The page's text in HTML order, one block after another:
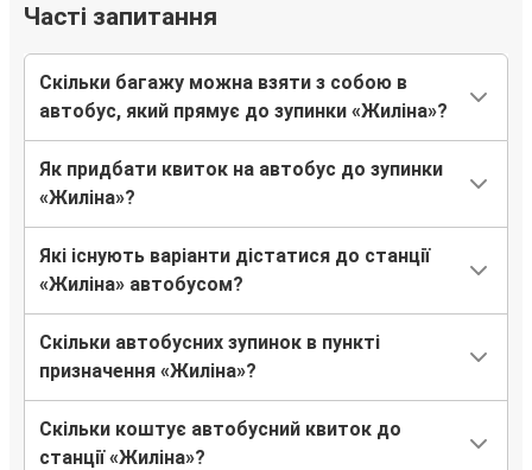
Жиліна
Жиліна
Живець
Жиліна
Мюнхен
Жиліна
Львів
Жиліна
Жиліна
Пльзень
Часті запитання
Скільки багажу можна взяти з собою в
автобус, який прямує до зупинки «Жиліна»?
Як придбати квиток на автобус до зупинки
«Жиліна»?
Які існують варіанти дістатися до станції
«Жиліна» автобусом?
Скільки автобусних зупинок в пункті
призначення «Жиліна»?
Скільки коштує автобусний квиток до
станції «Жиліна»?